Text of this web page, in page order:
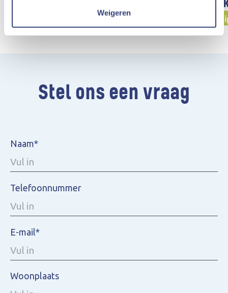
Weigeren
dividend uit aan haar
Burgerparticipatie
Stel ons een vraag
Naam*
Telefoonnummer
E-mail*
Woonplaats